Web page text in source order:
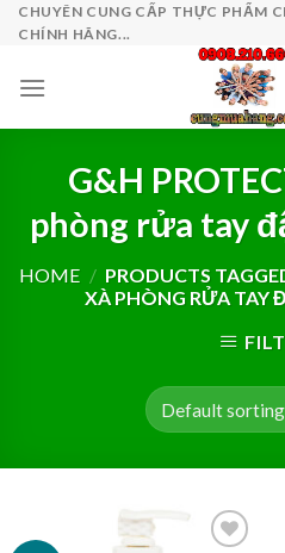
SkipCHUYÊN CUNG CẤP THỰC PHẨM
CHÍNH HÃNG...
G&H
phòng rửa tay
HOME / PRODUCTS
XÀ PHÒNG RỬA TAY